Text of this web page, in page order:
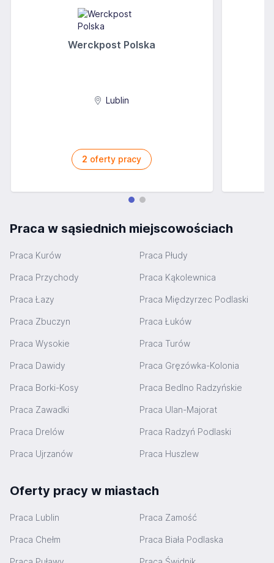
Werckpost Polska
Lublin
2 oferty pracy
Praca w sąsiednich miejscowościach
Praca Kurów Praca Płudy
Praca Przychody Praca Kąkolewnica
Praca Łazy Praca Międzyrzec Podlaski
Praca Zbuczyn Praca Łuków
Praca Wysokie Praca Turów
Praca Dawidy Praca Gręzówka-Kolonia
Praca Borki-Kosy Praca Bedlno Radzyńskie
Praca Zawadki Praca Ulan-Majorat
Praca Drelów Praca Radzyń Podlaski
Praca Ujrzanów Praca Huszlew
Oferty pracy w miastach
Praca Lublin Praca Zamość
Praca Chełm Praca Biała Podlaska